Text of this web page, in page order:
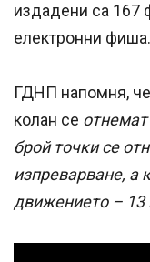
издадени са 167
електронни фиша.
ГДНП напомня,
колан се
брой точки се
изпреварване, а
движението – 13